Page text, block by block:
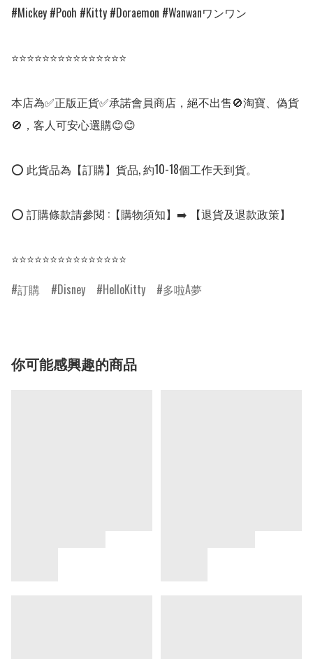
#Mickey #Pooh #Kitty #Doraemon #Wanwanワンワン
⭐⭐⭐⭐⭐⭐⭐⭐⭐⭐⭐⭐⭐⭐⭐
本店為✅正版正貨✅承諾會員商店，絕不出售🚫淘寶、偽貨
🚫，客人可安心選購😊😊
⭕ 此貨品為【訂購】貨品, 約10-18個工作天到貨。
⭕ 訂購條款請參閱 :【購物須知】➡️ 【退貨及退款政策】
⭐⭐⭐⭐⭐⭐⭐⭐⭐⭐⭐⭐⭐⭐⭐
訂購
Disney HelloKitty 多啦A夢
你可能感興趣的商品